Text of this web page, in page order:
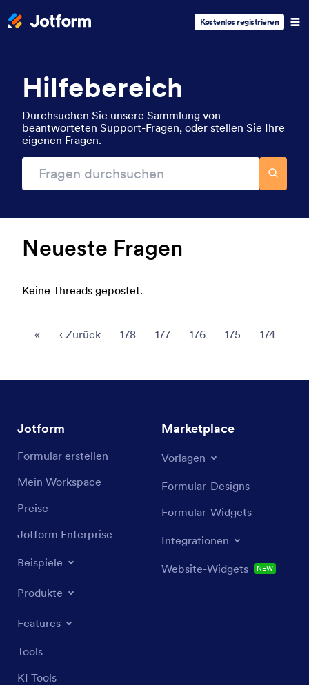
Kostenlos registrieren
Hilfebereich
Durchsuchen Sie unsere Sammlung von
beantworteten Support-Fragen, oder stellen Sie Ihre
eigenen Fragen.
Neueste Fragen
Keine Threads gepostet.
« ‹ Zurück 178 177 176 175 174
Jotform
Formular erstellen
Mein Workspace
Preise
Jotform Enterprise
Beispiele
Produkte
Features
Tools
KI Tools
Marketplace
Vorlagen
Formular-Designs
Formular-Widgets
Integrationen
Website-Widgets NEW